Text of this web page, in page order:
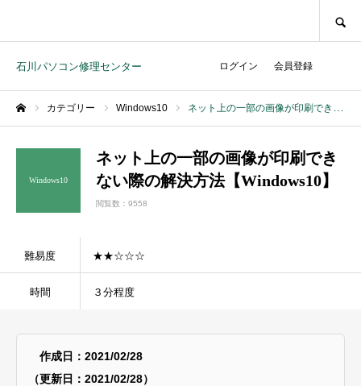
石川パソコン修理センター ログイン 会員登録
カテゴリー Windows10 ネット上の一部の画像が印刷できない際の解決方法【Windows10】
Windows10
ネット上の一部の画像が印刷でき
ない際の解決方法【Windows10】
閲覧数：9558
難易度 ★★☆☆☆
時間 ３分程度
作成日：2021/02/28
（更新日：2021/02/28）